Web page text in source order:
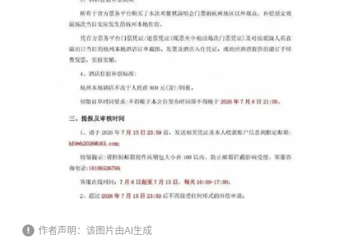
作者声明：该图片由AI生成